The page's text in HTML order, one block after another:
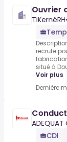
Ouvrier
TiKernéRH
recrute
situé à
Voir plus
Dernière
ADEQUAT
CDI